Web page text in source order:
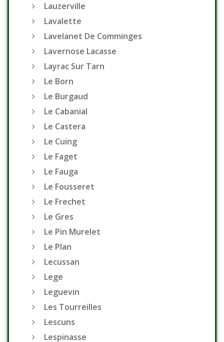
Lauzerville
Lavalette
Lavelanet De Comminges
Lavernose Lacasse
Layrac Sur Tarn
Le Born
Le Burgaud
Le Cabanial
Le Castera
Le Cuing
Le Faget
Le Fauga
Le Fousseret
Le Frechet
Le Gres
Le Pin Murelet
Le Plan
Lecussan
Lege
Leguevin
Les Tourreilles
Lescuns
Lespinasse